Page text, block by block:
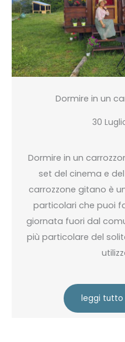
Dormire in un
30
Dormire in un
set del cinema e
carrozzone gitano è
particolari che puoi
giornata fuori dal
più particolare del
leggi tutto